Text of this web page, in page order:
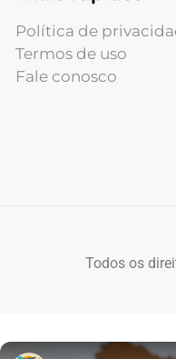
Política de
Termos de uso
Fale conosco
Todos os